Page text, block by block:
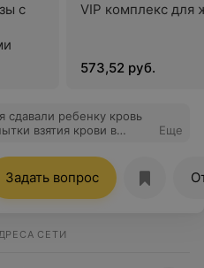
с
VIP комплекс для
573,52 руб.
сдавали ребенку кровь
взятия крови в
фамилию) нашла
испуганному ребенку
Большое спасибо за
уходил с улыбкой на
Еще
Задать вопрос
СЕТИ